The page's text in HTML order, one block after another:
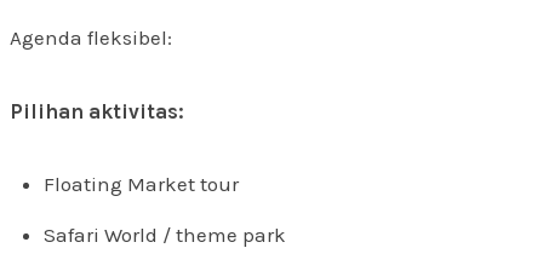
Agenda fleksibel:
Pilihan aktivitas:
Floating Market tour
Safari World / theme park